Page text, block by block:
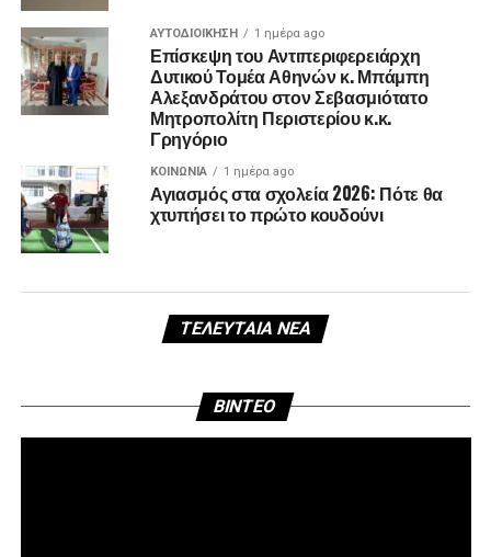
ΑΥΤΟΔΙΟΊΚΗΣΗ 1 ημέρα ago
Επίσκεψη του Αντιπεριφερειάρχη
Δυτικού Τομέα Αθηνών κ. Μπάμπη
Αλεξανδράτου στον Σεβασμιότατο
Μητροπολίτη Περιστερίου κ.κ.
Γρηγόριο
ΚΟΙΝΩΝΊΑ 1 ημέρα ago
Αγιασμός στα σχολεία 2026: Πότε θα
χτυπήσει το πρώτο κουδούνι
ΤΕΛΕΥΤΑΊΑ ΝΈΑ
BINTEO